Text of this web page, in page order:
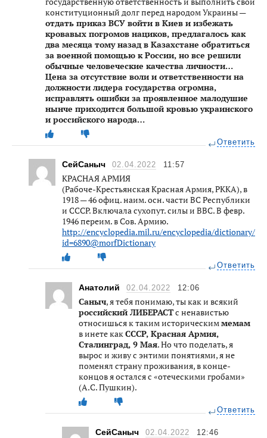
конституционный долг перед народом Украины —
отдать приказ ВСУ войти в Киев и избежать
кровавых погромов нациков, предлагалось как
два месяца тому назад в Казахстане обратиться
за военной помощью к России, но все решили
обычные человеческие качества личности…
Цена за отсутствие воли и ответственности на
должности лидера государства огромна,
исправлять ошибки за проявленное малодушие
нынче приходится большой кровью украинского
и российского народа…
Ответить
СейСаныч 02.04.2022 11:57
КРАСНАЯ АРМИЯ
(Рабоче-Крестьянская Красная Армия, РККА), в
1918 — 46 офиц. наим. осн. части ВС Республики
и СССР. Включала сухопут. силы и ВВС. В февр.
1946 переим. в Сов. Армию.
http://encyclopedia.mil.ru/encyclopedia/dictionary/
id=6890@morfDictionary
Ответить
Анатолий 02.04.2022 12:06
Саныч, я тебя понимаю, ты как и всякий
российский ЛИБЕРАСТc ненавистью
относишься к таким историческиммемам
в инете какСССР, Красная Армия,
Сталинград, 9 Мая. Но что поделать, я
вырос и живу с энтими понятиями, я не
поменял страну проживания, в конце-
концов я остался с «отеческими гробами»
(А.С. Пушкин).
Ответить
СейСаныч 02.04.2022 12:46